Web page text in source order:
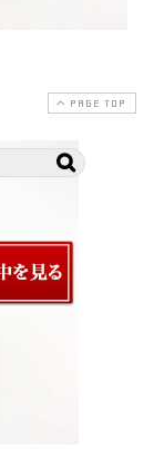
PAGE TOP